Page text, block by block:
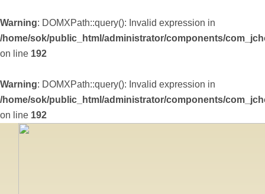
Warning: DOMXPath::query(): Invalid expression in
/home/sok/public_html/administrator/components/
on line 192
Warning: DOMXPath::query(): Invalid expression in
/home/sok/public_html/administrator/components/
on line 192